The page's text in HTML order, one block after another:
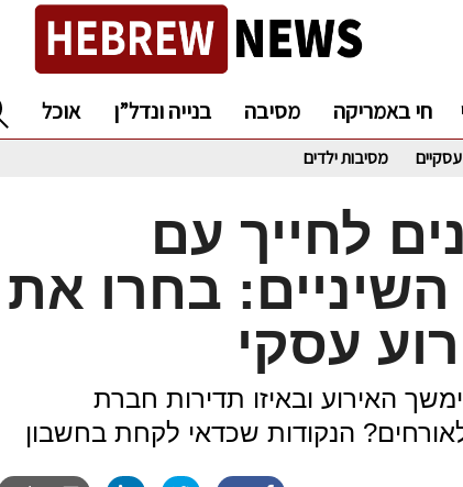
חי באמריקה מסיבה בנייה ונדל”ן אוכל
מסיבות ילדים
לחייך עם
בחרו את
עסקי
האירוע ובאיזו תדירות חברת
הנקודות שכדאי לקחת בחשבון